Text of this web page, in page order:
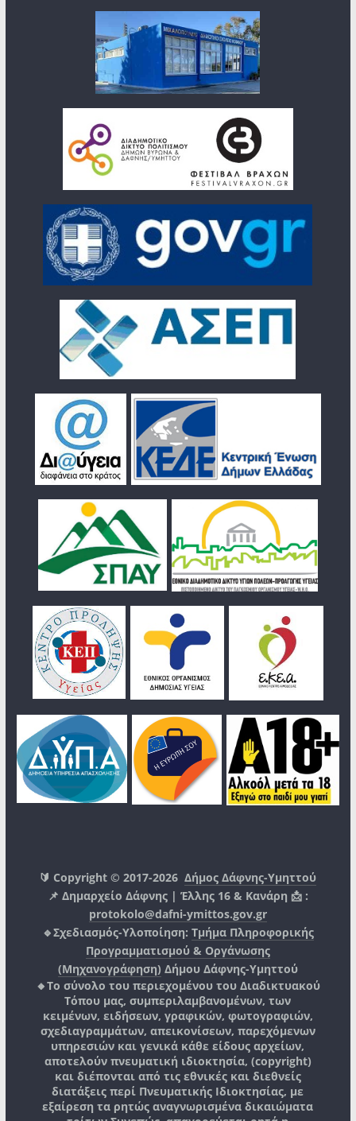
🔰 Copyright © 2017-2026Δήμος Δάφνης-Υμηττού
📌 Δημαρχείο Δάφνης | Έλλης 16 & Κανάρη 📩 :
protokolo@dafni-ymittos.gov.gr
🔹Σχεδιασμός-Υλοποίηση: Τμήμα Πληροφορικής
Προγραμματισμού & Οργάνωσης
(Μηχανογράφηση) Δήμου Δάφνης-Υμηττού
🔸Το σύνολο του περιεχομένου του Διαδικτυακού
Τόπου μας, συμπεριλαμβανομένων, των
κειμένων, ειδήσεων, γραφικών, φωτογραφιών,
σχεδιαγραμμάτων, απεικονίσεων, παρεχόμενων
υπηρεσιών και γενικά κάθε είδους αρχείων,
αποτελούν πνευματική ιδιοκτησία, (copyright)
και διέπονται από τις εθνικές και διεθνείς
διατάξεις περί Πνευματικής Ιδιοκτησίας, με
εξαίρεση τα ρητώς αναγνωρισμένα δικαιώματα